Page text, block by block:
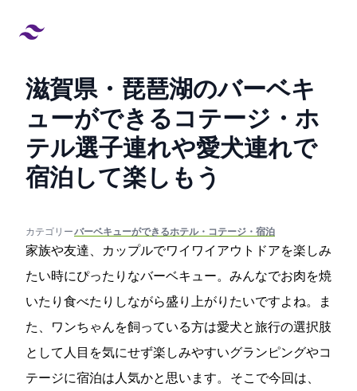
滋賀県・琵琶湖のバーベキ
ューができるコテージ・ホ
テル12選!子連れや愛犬連れで
宿泊して楽しもう
カテゴリー:#バーベキューができるホテル・コテージ・宿泊
家族や友達、カップルでワイワイアウトドアを楽しみ
たい時にぴったりなバーベキュー。みんなでお肉を焼
いたり食べたりしながら盛り上がりたいですよね。ま
た、ワンちゃんを飼っている方は愛犬と旅行の選択肢
として人目を気にせず楽しみやすいグランピングやコ
テージに宿泊は人気かと思います。 そこで今回は、